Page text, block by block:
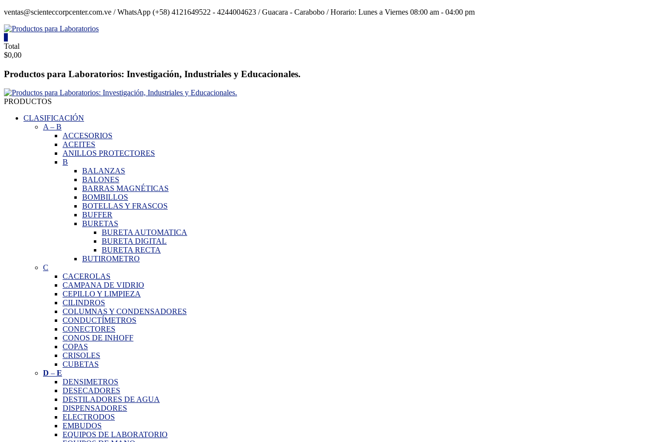
Saltar
ventas@scienteccorpcenter.com.ve / WhatsApp (+58) 4121649522 - 4244004623 / Guacara - Carabobo / Horario: Lunes a Viernes 08:00 am - 04:00 pm
Productos
para
Laboratorios
Investigación,
Industriales
y
Educacionales.
Total
$0,00
Productos para Laboratorios: Investigación, Industriales y Educacionales.
PRODUCTOS
CLASIFICACIÓN
A– B
ACCESORIOS
ACEITES
ANILLOS PROTECTORES
B
BALANZAS
BALONES
BARRAS MAGNÉTICAS
BOMBILLOS
BOTELLAS Y FRASCOS
BUFFER
BURETAS
BURETA AUTOMATICA
BURETA DIGITAL
BURETA RECTA
BUTIROMETRO
C
CACEROLAS
CAMPANA DE VIDRIO
CEPILLO Y LIMPIEZA
CILINDROS
COLUMNAS Y CONDENSADORES
CONDUCTÍMETROS
CONECTORES
CONOS DE INHOFF
COPAS
CRISOLES
CUBETAS
D – E
DENSIMETROS
DESECADORES
DESTILADORES DE AGUA
DISPENSADORES
ELECTRODOS
EMBUDOS
EQUIPOS DE LABORATORIO